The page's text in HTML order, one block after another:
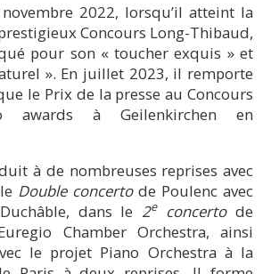
2022, lorsqu’il atteint la
Concours Long-Thibaud,
pour son « toucher exquis » et
». En juillet 2023, il remporte
le Prix de la presse au Concours
awards à Geilenkirchen en
à de nombreuses reprises avec
Double concertode Poulenc avec
dans le 2econcertode
Chamber Orchestra, ainsi
le projet Piano Orchestra à la